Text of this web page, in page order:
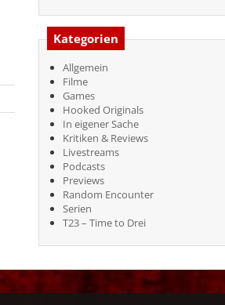
Kategorien
Allgemein
Filme
Games
Hooked Originals
In eigener Sache
Kritiken & Reviews
Livestreams
Podcasts
Previews
Random Encounter
Serien
T23 – Time to Drei